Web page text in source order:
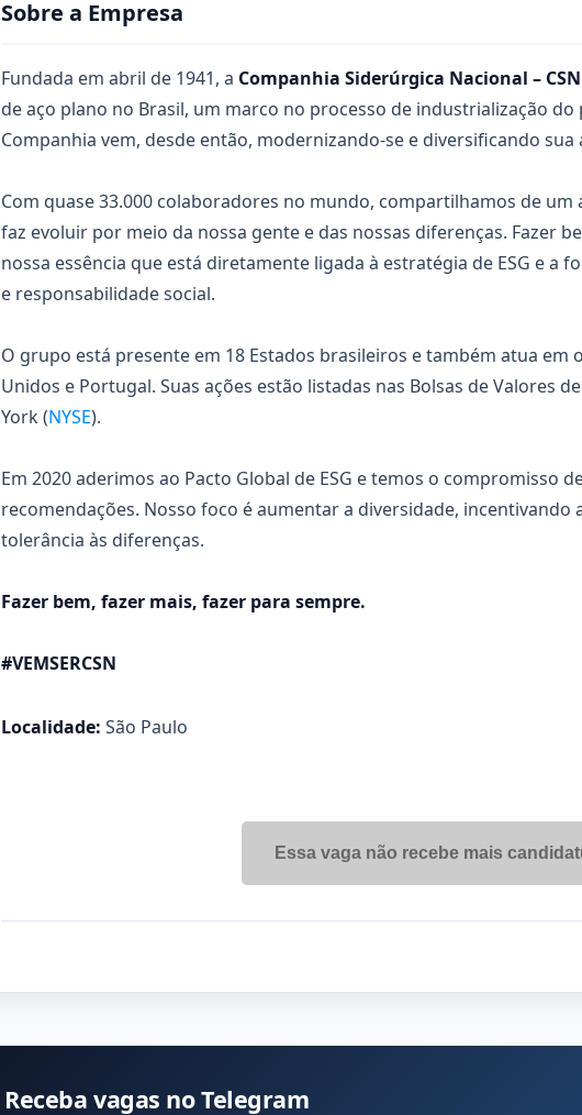
Sobre a Empresa
Fundada em abril de 1941, a Companhia Siderúrgica Nacional – CSN
de aço plano no Brasil, um marco no processo de industrialização do
Companhia vem, desde então, modernizando-se e diversificando sua
Com quase 33.000 colaboradores no mundo, compartilhamos de
faz evoluir por meio da nossa gente e das nossas diferenças. Fazer
nossa essência que está diretamente ligada à estratégia de ESG e a
e responsabilidade social.
O grupo está presente em 18 Estados brasileiros e também atua em
Unidos e Portugal. Suas ações estão listadas nas Bolsas de Valores
York (NYSE).
Em 2020 aderimos ao Pacto Global de ESG e temos o compromisso
recomendações. Nosso foco é aumentar a diversidade, incentivando
tolerância às diferenças.
Fazer bem, fazer mais, fazer para sempre.
#VEMSERCSN
Localidade: São Paulo
Essa vaga não recebe mais
Receba vagas no Telegram